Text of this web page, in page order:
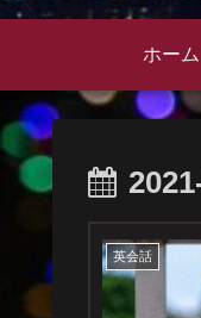
ホーム
英会話